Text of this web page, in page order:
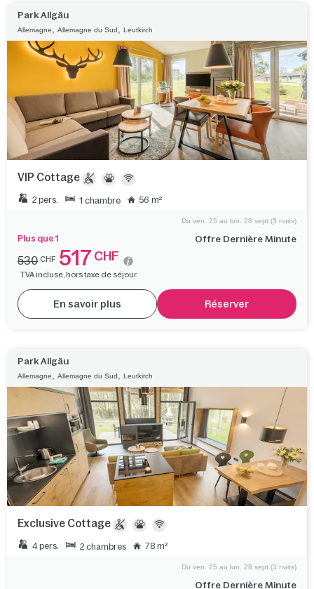
Park Allgäu
Allemagne Allemagne du Sud Leutkirch
VIP Cottage
2 pers. 1 chambre 56 m²
Plus que 1 Offre Dernière Minute
Du ven. 25 au lun. 28 sept (3 nuits)
530 CHF 517 CHF
TVA incluse, hors taxe de séjour.
En savoir plus Réserver
Park Allgäu
Allemagne Allemagne du Sud Leutkirch
Exclusive Cottage
4 pers. 2 chambres 78 m²
Offre Dernière Minute
Du ven. 25 au lun. 28 sept (3 nuits)